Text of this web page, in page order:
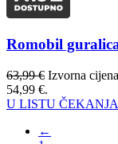
Romobil
63,99€ Izvorna
54,99 €.
U LISTU ČEKANJA
←